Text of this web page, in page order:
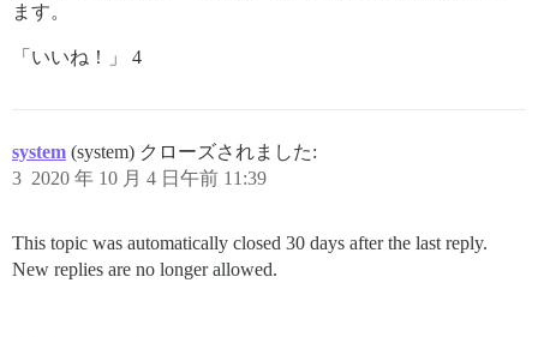
ます。
「いいね！」 4
system (system) クローズされました:
2020 年 10 月 4 日午前 11:39
3
This topic was automatically closed 30 days after the last reply.
New replies are no longer allowed.